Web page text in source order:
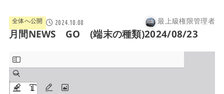
全体へ公開 2024.10.08 最上級権限管理者
月間NEWS GO (端末の種類)2024/08/23